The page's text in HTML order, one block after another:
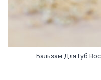
Бальзам Для Губ